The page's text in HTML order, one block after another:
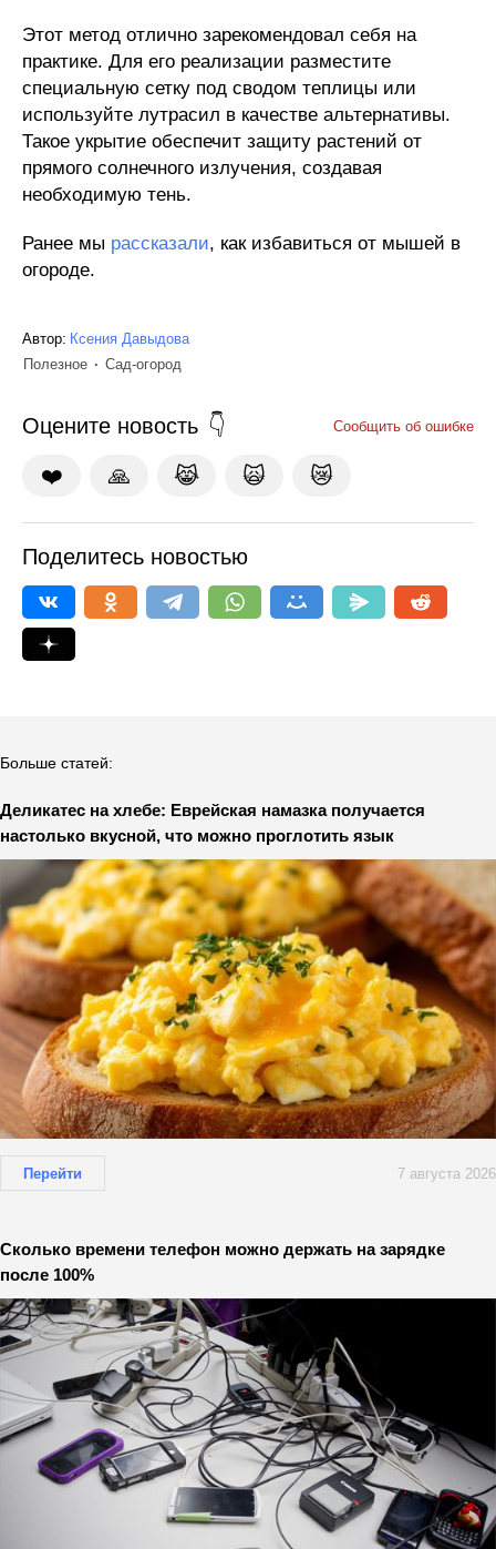
Этот метод отлично зарекомендовал себя на
практике. Для его реализации разместите
специальную сетку под сводом теплицы или
используйте лутрасил в качестве альтернативы.
Такое укрытие обеспечит защиту растений от
прямого солнечного излучения, создавая
необходимую тень.
Ранее мы рассказали, как избавиться от мышей в
огороде.
Автор: Ксения Давыдова
Полезное
Сад-огород
Оцените новость Сообщить об ошибке
❤️ 🙏 😹 🙀 😿
Поделитесь новостью
Больше статей:
Деликатес на хлебе: Еврейская намазка получается
настолько вкусной, что можно проглотить язык
Перейти 7 августа 2026
Сколько времени телефон можно держать на зарядке
после 100%